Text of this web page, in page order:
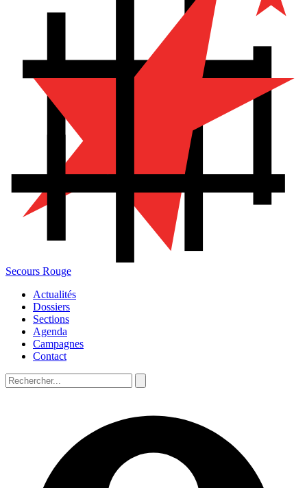
Secours Rouge
Actualités
Dossiers
Sections
Agenda
Campagnes
Contact